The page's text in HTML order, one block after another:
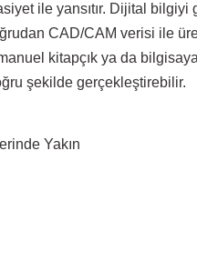
ile yansıtır. Dijital
CAD/CAM verisi ile
kitapçık ya da
şekilde gerçekleştirebilir.